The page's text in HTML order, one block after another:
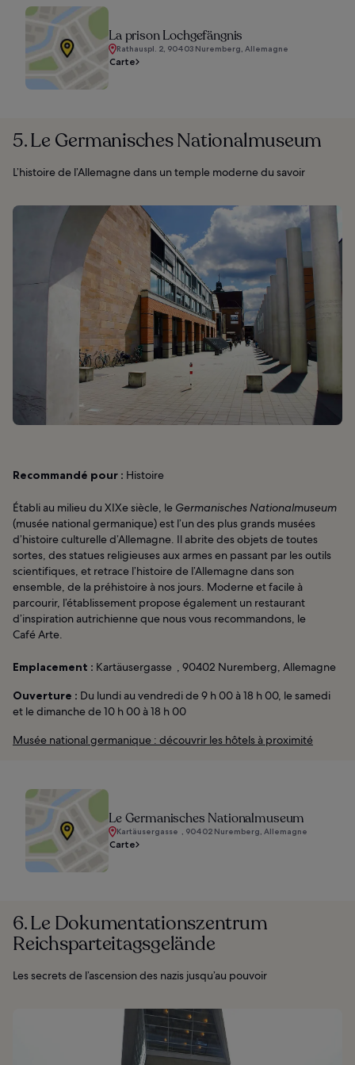
La prison Lochgefängnis
Rathauspl. 2, 90403 Nuremberg, Allemagne
Carte
5. Le Germanisches Nationalmuseum
L’histoire de l’Allemagne dans un temple moderne du savoir
Recommandé pour : Histoire
Établi au milieu du XIXe siècle, le Germanisches Nationalmuseum
(musée national germanique) est l’un des plus grands musées
d’histoire culturelle d’Allemagne. Il abrite des objets de toutes
sortes, des statues religieuses aux armes en passant par les outils
scientifiques, et retrace l’histoire de l’Allemagne dans son
ensemble, de la préhistoire à nos jours. Moderne et facile à
parcourir, l’établissement propose également un restaurant
d’inspiration autrichienne que nous vous recommandons, le
Café Arte.
Emplacement : Kartäusergasse , 90402 Nuremberg, Allemagne
Ouverture : Du lundi au vendredi de 9 h 00 à 18 h 00, le samedi
et le dimanche de 10 h 00 à 18 h 00
Musée national germanique : découvrir les hôtels à proximité
Le Germanisches Nationalmuseum
Kartäusergasse , 90402 Nuremberg, Allemagne
Carte
6. Le Dokumentationszentrum
Reichsparteitagsgelände
Les secrets de l’ascension des nazis jusqu’au pouvoir